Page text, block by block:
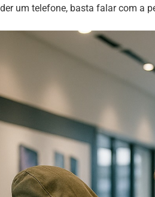
um telefone, basta falar com a